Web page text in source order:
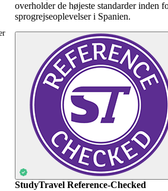
overholder de højeste standarder inden
sprogrejseoplevelser i Spanien.
StudyTravel Reference-Checked